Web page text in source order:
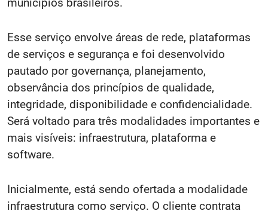
Esse serviço envolve áreas de rede, plataformas
de serviços e segurança e foi desenvolvido
pautado por governança, planejamento,
observância dos princípios de qualidade,
integridade, disponibilidade e confidencialidade.
Será voltado para três modalidades importantes e
mais visíveis: infraestrutura, plataforma e
software.
Inicialmente, está sendo ofertada a modalidade
infraestrutura como serviço. O cliente contrata